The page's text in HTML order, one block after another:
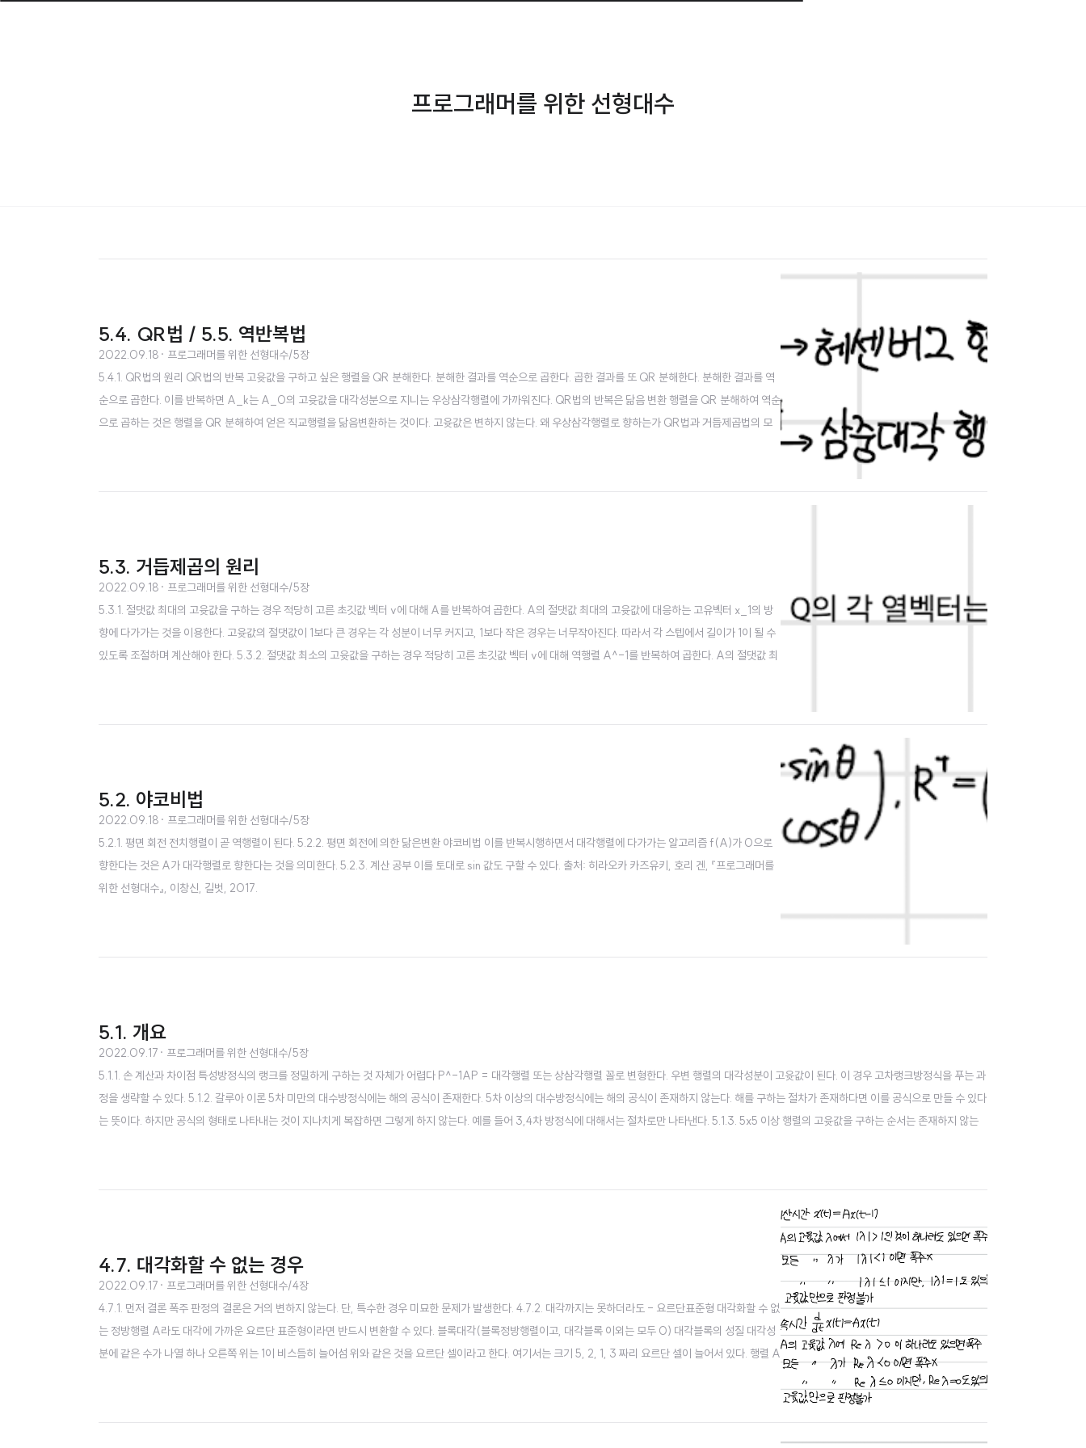
프로그래머를 위한 선형대수
5.4. QR법 / 5.5. 역반복법
2022.09.18 · 프로그래머를 위한 선형대수/5장
5.4.1. QR법의 원리 QR법의 반복 고윳값을 구하고 싶은 행렬을 QR 분해한다. 분해한 결과를 역순으로 곱한다. 곱한 결과를 또 QR 분해한다. 분해한 결과를 역
순으로 곱한다. 이를 반복하면 A_k는 A_0의 고윳값을 대각성분으로 지니는 우상삼각행렬에 가까워진다. QR법의 반복은 닮음 변환 행렬을 QR 분해하여 역순
으로 곱하는 것은 행렬을 QR 분해하여 얻은 직교행렬을 닮음변환하는 것이다. 고윳값은 변하지 않는다. 왜 우상삼각행렬로 향하는가 QR법과 거듭제곱법의 모
5.3. 거듭제곱의 원리
2022.09.18 · 프로그래머를 위한 선형대수/5장
5.3.1. 절댓값 최대의 고윳값을 구하는 경우 적당히 고른 초깃값 벡터 v에 대해 A를 반복하여 곱한다. A의 절댓값 최대의 고윳값에 대응하는 고유벡터 x_1의 방
향에 다가가는 것을 이용한다. 고윳값의 절댓값이 1보다 큰 경우는 각 성분이 너무 커지고, 1보다 작은 경우는 너무작아진다. 따라서 각 스텝에서 길이가 1이 될 수
있도록 조절하며 계산해야 한다. 5.3.2. 절댓값 최소의 고윳값을 구하는 경우 적당히 고른 초깃값 벡터 v에 대해 역행렬 A^-1를 반복하여 곱한다. A의 절댓값 최
5.2. 야코비법
2022.09.18 · 프로그래머를 위한 선형대수/5장
5.2.1. 평면 회전 전치행렬이 곧 역행렬이 된다. 5.2.2. 평면 회전에 의한 닮은변환 야코비법 이를 반복시행하면서 대각행렬에 다가가는 알고리즘 f(A)가 0으로
향한다는 것은 A가 대각행렬로 향한다는 것을 의미한다. 5.2.3. 계산 공부 이를 토대로 sin 값도 구할 수 있다. 출처: 히라오카 카즈유키, 호리 겐, 『프로그래머를
위한 선형대수』, 이창신, 길벗, 2017.
5.1. 개요
2022.09.17 · 프로그래머를 위한 선형대수/5장
5.1.1. 손 계산과 차이점 특성방정식의 랭크를 정밀하게 구하는 것 자체가 어렵다 P^-1AP = 대각행렬 또는 상삼각행렬 꼴로 변형한다. 우변 행렬의 대각성분이 고윳값이 된다. 이 경우 고차랭크방정식을 푸는 과
정을 생략할 수 있다. 5.1.2. 갈루아 이론 5차 미만의 대수방정식에는 해의 공식이 존재한다. 5차 이상의 대수방정식에는 해의 공식이 존재하지 않는다. 해를 구하는 절차가 존재하다면 이를 공식으로 만들 수 있다
는 뜻이다. 하지만 공식의 형태로 나타내는 것이 지나치게 복잡하면 그렇게 하지 않는다. 예를 들어 3,4차 방정식에 대해서는 절차로만 나타낸다. 5.1.3. 5x5 이상 행렬의 고윳값을 구하는 순서는 존재하지 않는
4.7. 대각화할 수 없는 경우
2022.09.17 · 프로그래머를 위한 선형대수/4장
4.7.1. 먼저 결론 폭주 판정의 결론은 거의 변하지 않는다. 단, 특수한 경우 미묘한 문제가 발생한다. 4.7.2. 대각까지는 못하더라도 - 요르단표준형 대각화할 수 없
는 정방행렬 A라도 대각에 가까운 요르단 표준형이라면 반드시 변환할 수 있다. 블록대각(블록정방행렬이고, 대각블록 이외는 모두 0) 대각블록의 성질 대각성
분에 같은 수가 나열 하나 오른쪽 위는 1이 비스듬히 늘어섬 위와 같은 것을 요르단 셀이라고 한다. 여기서는 크기 5, 2, 1, 3 짜리 요르단 셀이 늘어서 있다. 행렬 A